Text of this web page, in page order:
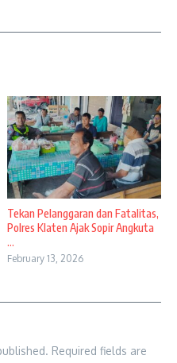
Tekan Pelanggaran dan Fatalitas,
Polres Klaten Ajak Sopir Angkuta
...
February 13, 2026
Required fields are